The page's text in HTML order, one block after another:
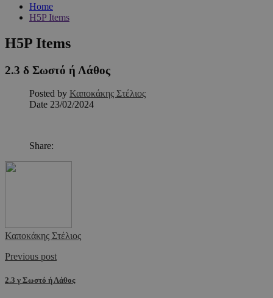
Home
H5P Items
H5P Items
2.3 δ Σωστό ή Λάθος
Posted by Καποκάκης Στέλιος
Date 23/02/2024
Share:
Καποκάκης Στέλιος
Previous post
2.3 γ Σωστό ή Λάθος